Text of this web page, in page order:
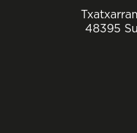
48395